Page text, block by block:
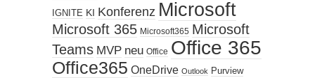
IGNITE KI Konferenz Microsoft
Microsoft 365 Microsoft365 Microsoft
Teams MVP neu Office Office 365
Office365 OneDrive Outlook Purview